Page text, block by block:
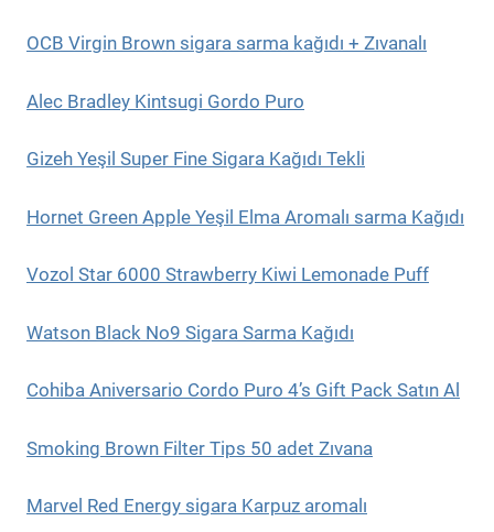
OCB Virgin Brown sigara sarma kağıdı + Zıvanalı
Alec Bradley Kintsugi Gordo Puro
Gizeh Yeşil Super Fine Sigara Kağıdı Tekli
Hornet Green Apple Yeşil Elma Aromalı sarma Kağıdı
Vozol Star 6000 Strawberry Kiwi Lemonade Puff
Watson Black No9 Sigara Sarma Kağıdı
Cohiba Aniversario Cordo Puro 4’s Gift Pack Satın Al
Smoking Brown Filter Tips 50 adet Zıvana
Marvel Red Energy sigara Karpuz aromalı